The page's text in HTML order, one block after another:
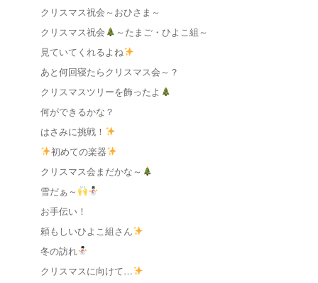
クリスマス祝会～おひさま～
クリスマス祝会
～たまご・ひよこ組～
見ていてくれるよね
あと何回寝たらクリスマス会～？
クリスマスツリーを飾ったよ
何ができるかな？
はさみに挑戦！
初めての楽器
クリスマス会まだかな～
雪だぁ～
お手伝い！
頼もしいひよこ組さん
冬の訪れ
クリスマスに向けて…